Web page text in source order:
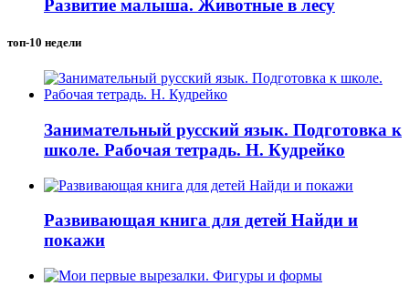
Развитие малыша. Животные в лесу
топ-10 недели
Занимательный русский язык. Подготовка к
школе. Рабочая тетрадь. Н. Кудрейко
Развивающая книга для детей Найди и
покажи